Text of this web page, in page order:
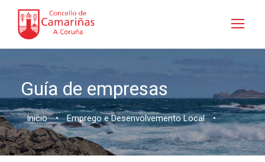
Guía de empresas
Inicio • Emprego e Desenvolvemento Local •